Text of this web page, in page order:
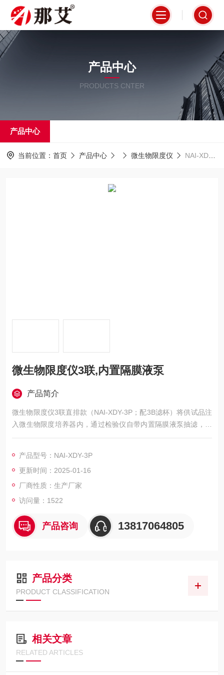
产品中心
PRODUCTS CNTER
产品中心
当前位置： 首页 产品中心 微生物限度仪 NAI-XDY-3P微生物限度仪3联,内置隔膜液泵
微生物限度仪3联,内置隔膜液泵
产品简介
微生物限度仪3联直排款（NAI-XDY-3P；配3B滤杯）将供试品注
入微生物限度培养器内，通过检验仪自带内置隔膜液泵抽滤，将
供试品中微生物截留在滤膜上，用取膜器取出滤膜，转移至配置
盒，置于相应的恒温培养箱内培养并计数。微生物限度仪3联,内
置隔膜液泵
产品型号：NAI-XDY-3P
更新时间：2025-01-16
厂商性质：生产厂家
访问量：1522
产品咨询 13817064805
产品分类
PRODUCT CLASSIFICATION
相关文章
RELATED ARTICLES